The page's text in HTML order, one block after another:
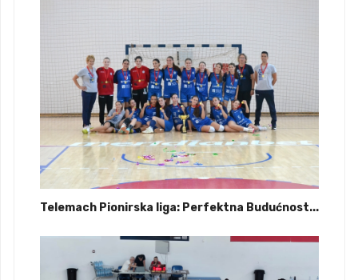
Telemach Pionirska liga: Perfektna Budućnost...